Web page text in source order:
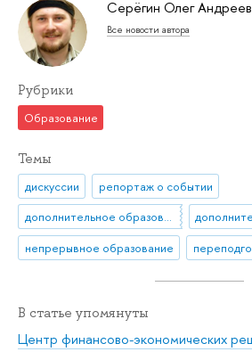
Серёгин Олег
Все новости автора
Рубрики
Образование
Темы
дискуссии
репортаж о событии
дополнительное образование
непрерывное образование
В статье упомянуты
Центр финансово-экономических